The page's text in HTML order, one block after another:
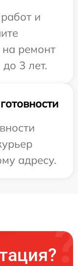
и
ремонт
3 лет.
адресу.